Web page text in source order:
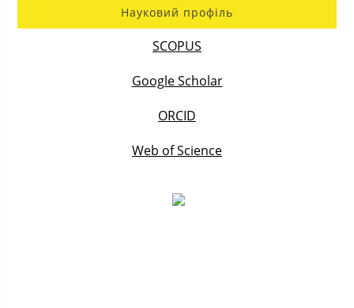
Науковий профіль
SCOPUS
Google Scholar
ORCID
Web of Science